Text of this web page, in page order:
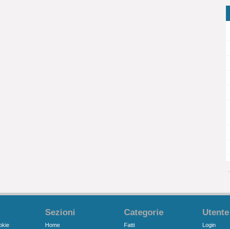
Sezioni
Home
Categorie
Fatti
Utente
Login